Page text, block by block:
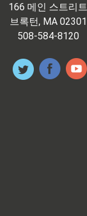
166 메인 스트리트
브록턴, MA 02301
508-584-8120